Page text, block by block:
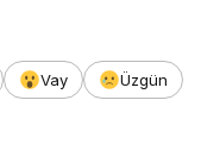
Vay
Üzgün